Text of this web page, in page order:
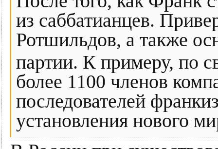
из саббатианцев.
Ротшильдов, а также
партии. К примеру, по
более 1100 членов
последователей
установления нового